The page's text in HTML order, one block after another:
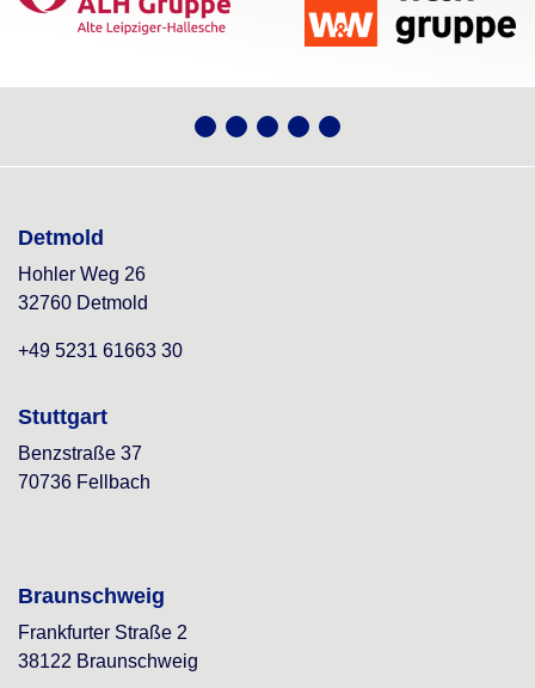
Detmold
Hohler Weg 26
32760 Detmold
+49 5231 61663 30
Stuttgart
Benzstraße 37
70736 Fellbach
Braunschweig
Frankfurter Straße 2
38122 Braunschweig